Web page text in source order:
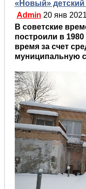
«Новый» детский
Admin 20 янв
В советские
построили в
время за счет
муниципальную